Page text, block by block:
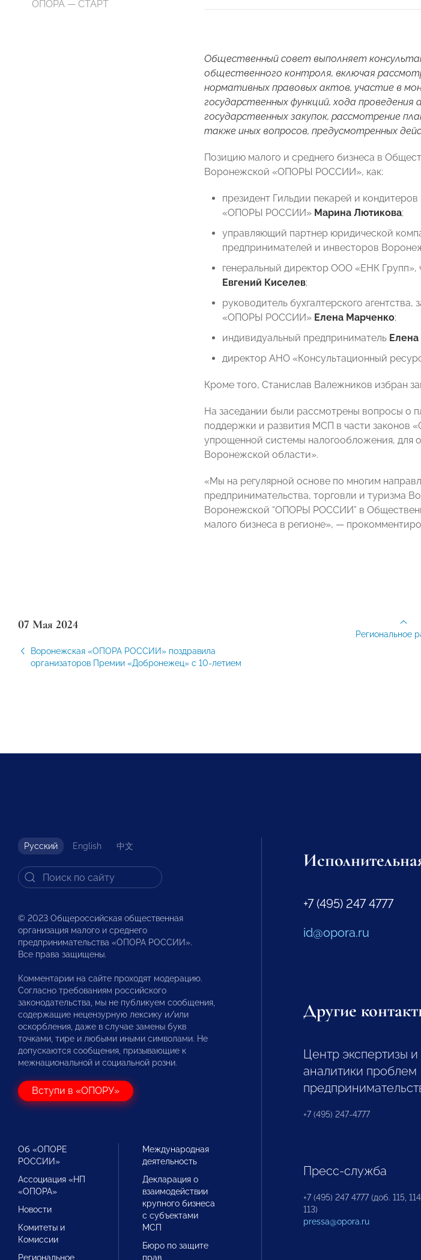
ОПОРА — СТАРТ
Общественный совет выполняет
общественного контроля, включая
нормативных правовых актов, участие в
государственных функций, хода
государственных закупок, рассмотрение
также иных вопросов, предусмотренных
Позицию малого и среднего бизнеса в
Воронежской «ОПОРЫ РОССИИ», как:
президент Гильдии пекарей и
«ОПОРЫ РОССИИ» Марина Лютикова;
управляющий партнер юридической
предпринимателей и инвесторов
генеральный директор ООО «ЕНК
Евгений Киселев;
руководитель бухгалтерского
«ОПОРЫ РОССИИ» Елена Марченко;
индивидуальный предприниматель
директор АНО «Консультационный
Кроме того, Станислав Валежников избран
На заседании были рассмотрены вопросы о
поддержки и развития МСП в части законов
упрощенной системы налогообложения, для
Воронежской области».
«Мы на регулярной основе по многим
предпринимательства, торговли и туризма
Воронежской “ОПОРЫ РОССИИ” в
малого бизнеса в регионе», —
07 Мая 2024
Воронежская «ОПОРА РОССИИ» поздравила
организаторов Премии «Добронежец» с 10-летием
Региональное
Русский English 中文
© 2023 Общероссийская общественная
организация малого и среднего
предпринимательства «ОПОРА РОССИИ».
Все права защищены.
Комментарии на сайте проходят модерацию.
Согласно требованиям российского
законодательства, мы не публикуем сообщения,
содержащие нецензурную лексику и/или
оскорбления, даже в случае замены букв
точками, тире и любыми иными символами. Не
допускаются сообщения, призывающие к
межнациональной и социальной розни.
Вступи в «ОПОРУ»
Об «ОПОРЕ
РОССИИ»
Ассоциация «НП
«ОПОРА»
Новости
Комитеты и
Комиссии
Региональное
Международная
деятельность
Декларация о
взаимодействии
крупного бизнеса
с субъектами
МСП
Бюро по защите
прав
+7 (495) 247 4777
id@opora.ru
Другие
Центр экспертизы и
аналитики проблем
+7 (495) 247-4777
Пресс-служба
+7 (495) 247 4777 (доб. 115, 114,
113)
pressa@opora.ru